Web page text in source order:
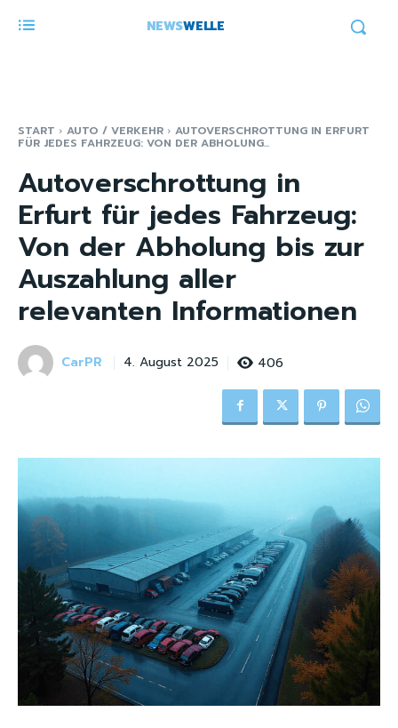
NEWSWELLE
START AUTO / VERKEHR AUTOVERSCHROTTUNG IN ERFURT
FÜR JEDES FAHRZEUG: VON DER ABHOLUNG...
Autoverschrottung in
Erfurt für jedes Fahrzeug:
Von der Abholung bis zur
Auszahlung aller
relevanten Informationen
CarPR 4. August 2025 406